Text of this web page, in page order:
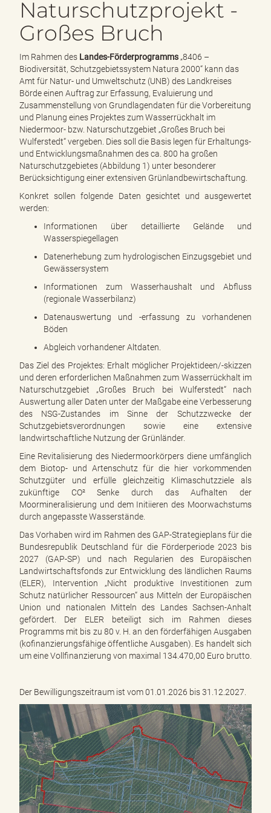
Naturschutzprojekt -
Großes Bruch
Im Rahmen des Landes-Förderprogramms„8406 –
Biodiversität, Schutzgebietssystem Natura 2000“ kann das
Amt für Natur- und Umweltschutz (UNB) des Landkreises
Börde einen Auftrag zur Erfassung, Evaluierung und
Zusammenstellung von Grundlagendaten für die Vorbereitung
und Planung eines Projektes zum Wasserrückhalt im
Niedermoor- bzw. Naturschutzgebiet „Großes Bruch bei
Wulferstedt“ vergeben. Dies soll die Basis legen für Erhaltungs-
und Entwicklungsmaßnahmen des ca. 800 ha großen
Naturschutzgebietes (Abbildung 1) unter besonderer
Berücksichtigung einer extensiven Grünlandbewirtschaftung.
Konkret sollen folgende Daten gesichtet und ausgewertet
werden:
Informationen über detaillierte Gelände und
Wasserspiegellagen
Datenerhebung zum hydrologischen Einzugsgebiet und
Gewässersystem
Informationen zum Wasserhaushalt und Abfluss
(regionale Wasserbilanz)
Datenauswertung und -erfassung zu vorhandenen
Böden
Abgleich vorhandener Altdaten.
Das Ziel des Projektes: Erhalt möglicher Projektideen/-skizzen
und deren erforderlichen Maßnahmen zum Wasserrückhalt im
Naturschutzgebiet „Großes Bruch bei Wulferstedt“ nach
Auswertung aller Daten unter der Maßgabe eine Verbesserung
des NSG-Zustandes im Sinne der Schutzzwecke der
Schutzgebietsverordnungen sowie eine extensive
landwirtschaftliche Nutzung der Grünländer.
Eine Revitalisierung des Niedermoorkörpers diene umfänglich
dem Biotop- und Artenschutz für die hier vorkommenden
Schutzgüter und erfülle gleichzeitig Klimaschutzziele als
zukünftige CO² Senke durch das Aufhalten der
Moormineralisierung und dem Initiieren des Moorwachstums
durch angepasste Wasserstände.
Das Vorhaben wird im Rahmen des GAP-Strategieplans für die
Bundesrepublik Deutschland für die Förderperiode 2023 bis
2027 (GAP-SP) und nach Regularien des Europäischen
Landwirtschaftsfonds zur Entwicklung des ländlichen Raums
(ELER), Intervention „Nicht produktive Investitionen zum
Schutz natürlicher Ressourcen“ aus Mitteln der Europäischen
Union und nationalen Mitteln des Landes Sachsen-Anhalt
gefördert. Der ELER beteiligt sich im Rahmen dieses
Programms mit bis zu 80 v. H. an den förderfähigen Ausgaben
(kofinanzierungsfähige öffentliche Ausgaben). Es handelt sich
um eine Vollfinanzierung von maximal 134.470,00 Euro brutto.
Der Bewilligungszeitraum ist vom 01.01.2026 bis 31.12.2027.